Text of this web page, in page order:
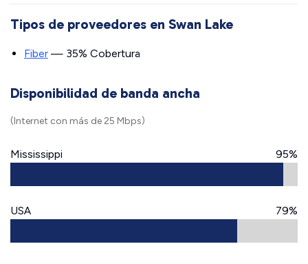
Tipos de proveedores en Swan Lake
Fiber — 35% Cobertura
Disponibilidad de banda ancha
(Internet con más de 25 Mbps)
Mississippi 95%
USA 79%